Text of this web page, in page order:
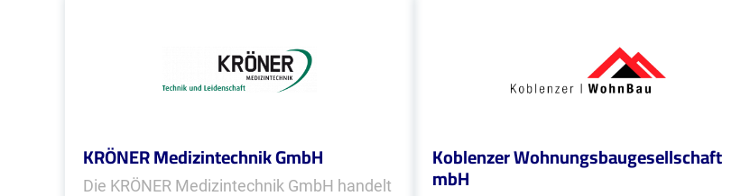
KRÖNER Medizintechnik GmbH
Die KRÖNER Medizintechnik GmbH handelt
Koblenzer Wohnungsbaugesellschaft
mbH